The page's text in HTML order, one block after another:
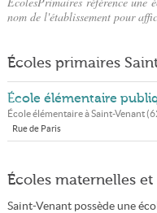
nom de l'établissement pour
Écoles primaires
École élémentaire
École élémentaire àSaint-Venant(
Rue de Paris
Écoles maternelles
Saint-Venant possède une